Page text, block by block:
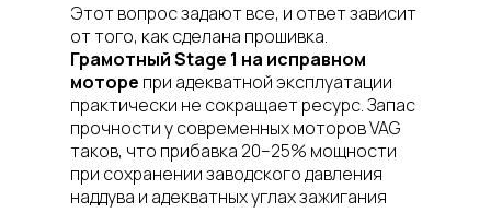
Этот вопрос задают все, и ответ зависит
от того, как сделана прошивка.
Грамотный Stage 1 на исправном
моторе при адекватной эксплуатации
практически не сокращает ресурс. Запас
прочности у современных моторов VAG
таков, что прибавка 20–25% мощности
при сохранении заводского давления
наддува и адекватных углах зажигания